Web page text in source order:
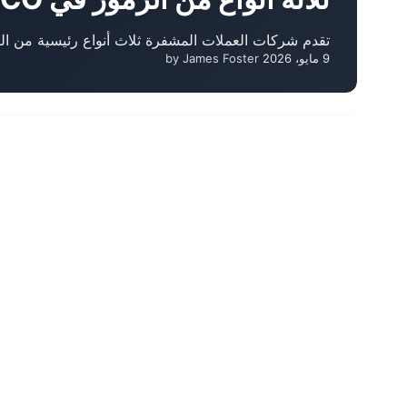
تقدم شركات العملات المشفرة ثلاث أنواع رئيسية من
9 مايو، 2026 by James Foster